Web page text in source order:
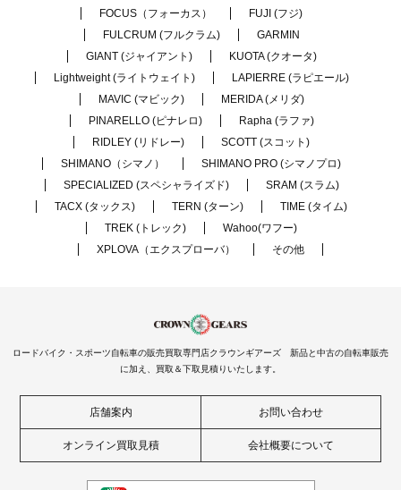
FOCUS（フォーカス）
FUJI (フジ)
FULCRUM (フルクラム)
GARMIN
GIANT (ジャイアント)
KUOTA (クオータ)
Lightweight (ライトウェイト)
LAPIERRE (ラピエール)
MAVIC (マビック)
MERIDA (メリダ)
PINARELLO (ピナレロ)
Rapha (ラファ)
RIDLEY (リドレー)
SCOTT (スコット)
SHIMANO（シマノ）
SHIMANO PRO (シマノプロ)
SPECIALIZED (スペシャライズド)
SRAM (スラム)
TACX (タックス)
TERN (ターン)
TIME (タイム)
TREK (トレック)
Wahoo(ワフー)
XPLOVA（エクスプローバ）
その他
ロードバイク・スポーツ自転車の販売買取専門店クラウンギアーズ 新品と中古の自転車販売
に加え、買取＆下取見積りいたします。
店舗案内 お問い合わせ
オンライン買取見積 会社概要について